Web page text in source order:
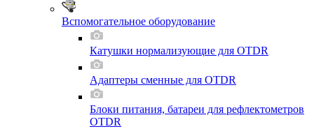
Вспомогательное оборудование
Катушки нормализующие для OTDR
Адаптеры сменные для OTDR
Блоки питания, батареи для рефлектометров
OTDR